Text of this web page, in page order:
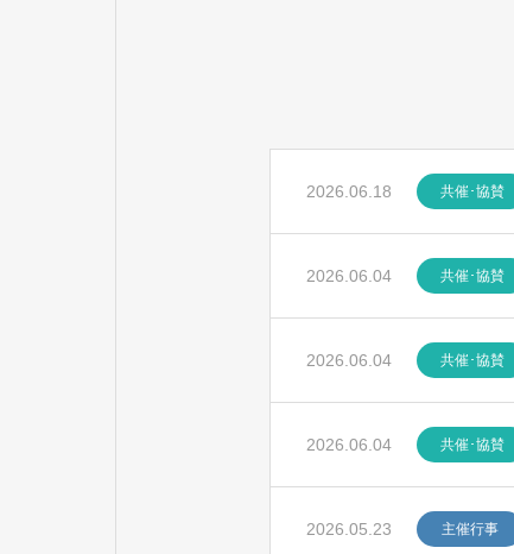
2026.06.18 共催･協賛
2026.06.04 共催･協賛
2026.06.04 共催･協賛
2026.06.04 共催･協賛
2026.05.23 主催行事